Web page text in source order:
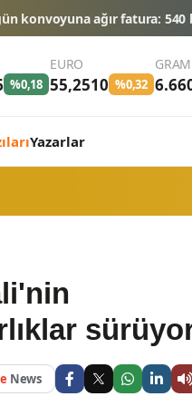
bin lira ceza, 6 araç
%0,18
EURO
55,2510 %0,32
Yazarlar
e News